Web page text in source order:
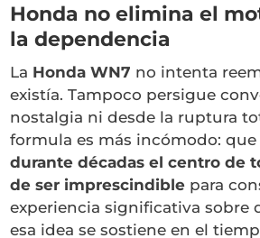
Honda no elimina el
la dependencia
La Honda WN7 no intenta
existía. Tampoco persigue
nostalgia ni desde la ruptura
formula es más incómodo:
durante décadas el centro de
de ser imprescindible para
experiencia significativa sobre
esa idea se sostiene en el